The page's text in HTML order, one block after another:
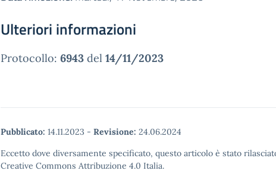
Ulteriori informazioni
Protocollo: 6943 del 14/11/2023
Pubblicato: 14.11.2023 - Revisione: 24.06.2024
Eccetto dove diversamente specificato, questo articolo è stato
Creative Commons Attribuzione 4.0 Italia.